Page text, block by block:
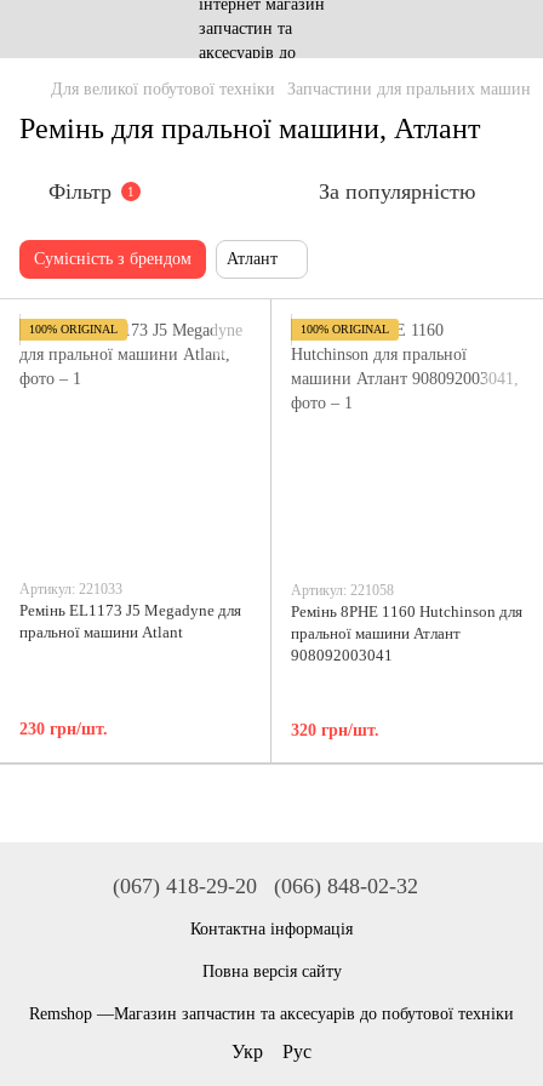
Для великої побутової техніки Запчастини для пральних машин
Ремінь для пральної машини, Атлант
Фільтр 1 За популярністю
Сумісність з брендом Атлант
100% ORIGINAL
Артикул: 221033
Ремінь EL1173 J5 Megadyne для
пральної машини Atlant
230 грн/шт.
100% ORIGINAL
Артикул: 221058
Ремінь 8PHE 1160 Hutchinson для
пральної машини Атлант
908092003041
320 грн/шт.
(067) 418-29-20 (066) 848-02-32
Контактна інформація
Повна версія сайту
Remshop —Магазин запчастин та аксесуарів до побутової техніки
Укр Рус